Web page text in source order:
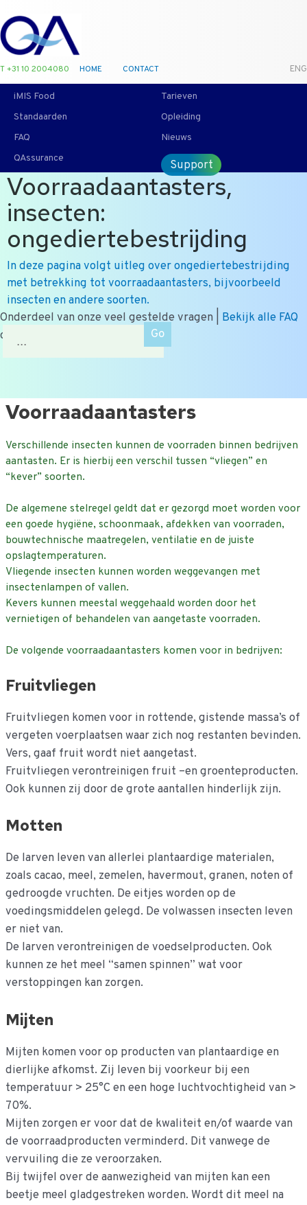
T +31 10 2004080 HOME CONTACT ENG
iMIS Food
Tarieven
Standaarden
Opleiding
FAQ
Nieuws
QAssurance
Support
Voorraadaantasters,
insecten:
ongediertebestrijding
In deze pagina volgt uitleg over ongediertebestrijding
met betrekking tot voorraadaantasters, bijvoorbeeld
insecten en andere soorten.
Onderdeel van onze veel gestelde vragen | Bekijk alle FAQ
of zoek op onderwerp.
Zoek
naar:
Ga
naar
inhoud
Voorraadaantasters
Verschillende insecten kunnen de voorraden binnen bedrijven
aantasten. Er is hierbij een verschil tussen “vliegen” en
“kever” soorten.
De algemene stelregel geldt dat er gezorgd moet worden voor
een goede hygiëne, schoonmaak, afdekken van voorraden,
bouwtechnische maatregelen, ventilatie en de juiste
opslagtemperaturen.
Vliegende insecten kunnen worden weggevangen met
insectenlampen of vallen.
Kevers kunnen meestal weggehaald worden door het
vernietigen of behandelen van aangetaste voorraden.
De volgende voorraadaantasters komen voor in bedrijven:
Fruitvliegen
Fruitvliegen komen voor in rottende, gistende massa’s of
vergeten voerplaatsen waar zich nog restanten bevinden.
Vers, gaaf fruit wordt niet aangetast.
Fruitvliegen verontreinigen fruit –en groenteproducten.
Ook kunnen zij door de grote aantallen hinderlijk zijn.
Motten
De larven leven van allerlei plantaardige materialen,
zoals cacao, meel, zemelen, havermout, granen, noten of
gedroogde vruchten. De eitjes worden op de
voedingsmiddelen gelegd. De volwassen insecten leven
er niet van.
De larven verontreinigen de voedselproducten. Ook
kunnen ze het meel “samen spinnen” wat voor
verstoppingen kan zorgen.
Mijten
Mijten komen voor op producten van plantaardige en
dierlijke afkomst. Zij leven bij voorkeur bij een
temperatuur > 25°C en een hoge luchtvochtigheid van >
70%.
Mijten zorgen er voor dat de kwaliteit en/of waarde van
de voorraadproducten verminderd. Dit vanwege de
vervuiling die ze veroorzaken.
Bij twijfel over de aanwezigheid van mijten kan een
beetje meel gladgestreken worden. Wordt dit meel na